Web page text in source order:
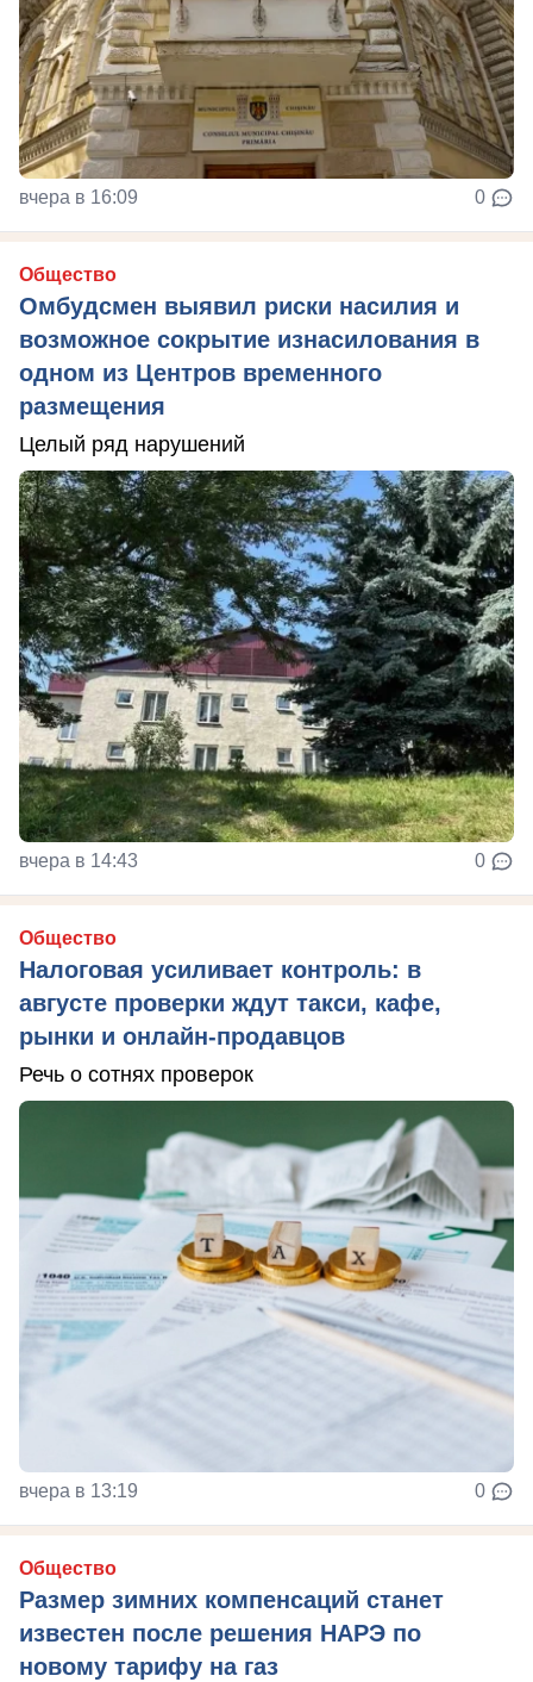
вчера в 16:09 0
Общество
Омбудсмен выявил риски насилия и
возможное сокрытие изнасилования в
одном из Центров временного
размещения
Целый ряд нарушений
вчера в 14:43 0
Общество
Налоговая усиливает контроль: в
августе проверки ждут такси, кафе,
рынки и онлайн-продавцов
Речь о сотнях проверок
вчера в 13:19 0
Общество
Размер зимних компенсаций станет
известен после решения НАРЭ по
новому тарифу на газ